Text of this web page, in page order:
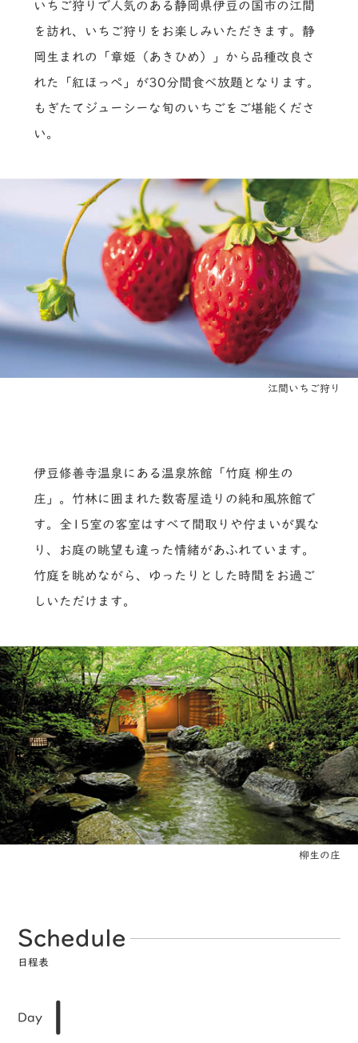
いちご狩りで人気のある静岡県伊豆の国市の江間
を訪れ、いちご狩りをお楽しみいただきます。静
岡生まれの「章姫（あきひめ）」から品種改良さ
れた「紅ほっぺ」が30分間食べ放題となります。
もぎたてジューシーな旬のいちごをご堪能くださ
い。
江間いちご狩り
伊豆修善寺温泉にある温泉旅館「竹庭 柳生の
庄」。竹林に囲まれた数寄屋造りの純和風旅館で
す。全15室の客室はすべて間取りや佇まいが異な
り、お庭の眺望も違った情緒があふれています。
竹庭を眺めながら、ゆったりとした時間をお過ご
しいただけます。
柳生の庄
Schedule
日程表
Day 1